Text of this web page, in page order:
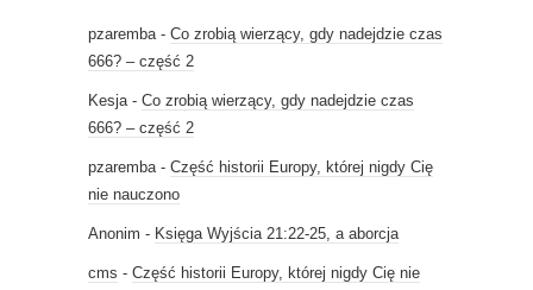
pzaremba- Co zrobią wierzący, gdy nadejdzie czas
666? – część 2
Kesja- Co zrobią wierzący, gdy nadejdzie czas
666? – część 2
pzaremba- Część historii Europy, której nigdy Cię
nie nauczono
Anonim - Księga Wyjścia 21:22-25, a aborcja
cms - Część historii Europy, której nigdy Cię nie